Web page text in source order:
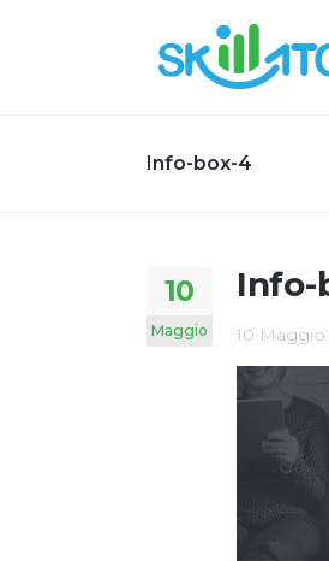
Info-box-4
10
Maggio
Info-
10 Maggio